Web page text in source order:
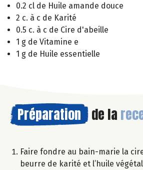
0.2 cl de Huile amande douce
2 c. à c de Karité
0.5 c. à c de Cire d'abeille
1 g de Vitamine e
1 g de Huile essentielle
Préparation de la
Faire fondre au bain-marie la
beurre de karité et l’huile